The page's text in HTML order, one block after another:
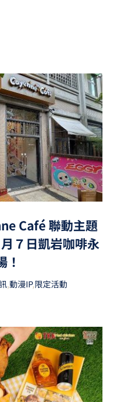
Café 聯動主題
７日凱岩咖啡永
！
,動漫IP,限定活動